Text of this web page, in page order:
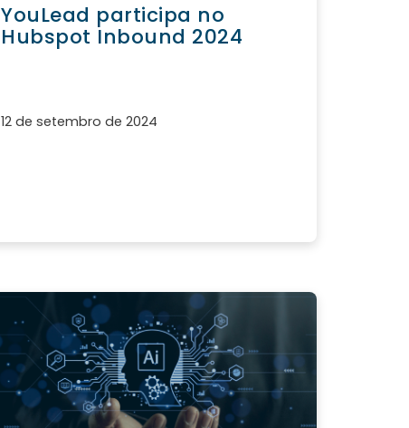
YouLead participa no
Hubspot Inbound 2024
12 de setembro de 2024